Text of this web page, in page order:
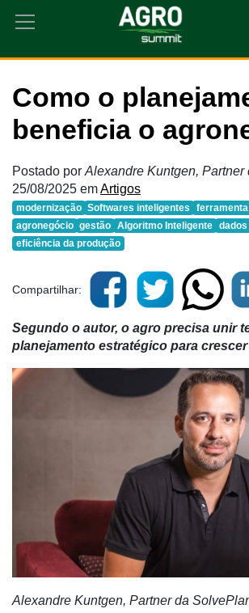
HOME COMO O PLANEJAMENTO BENEFICIA O
Como o
beneficia o
Postado por Alexandre Kuntgen, Partner
25/08/2025 emArtigos
modernização Softwares inteligentes ferramenta
agronegócio gestão Algoritmo Inteligente
eficiência da produção
Compartilhar:
Segundo o autor, o agro precisa unir
planejamento estratégico para
Alexandre Kuntgen, Partner da